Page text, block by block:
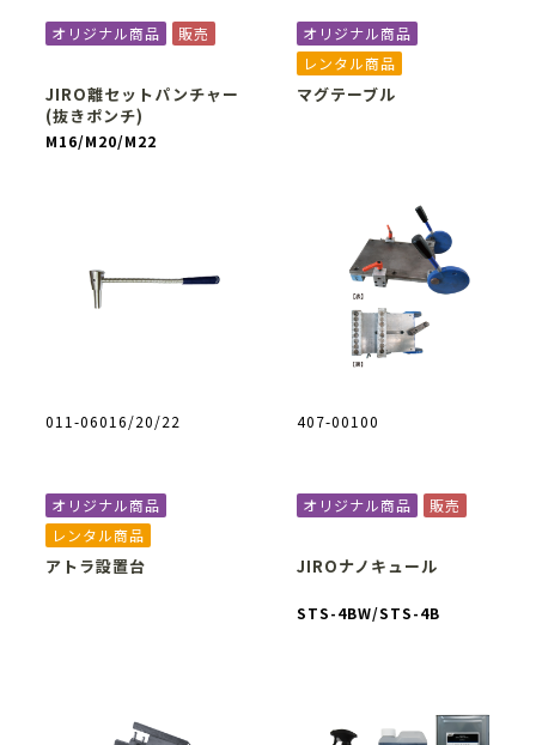
オリジナル商品 販売
JIRO離セットパンチャー
(抜きポンチ)
M16/M20/M22
011-06016/20/22
オリジナル商品
レンタル商品
マグテーブル
407-00100
オリジナル商品
レンタル商品
アトラ設置台
オリジナル商品 販売
JIROナノキュール
STS-4BW/STS-4B